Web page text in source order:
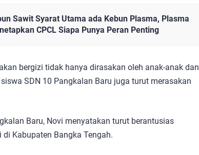
Sawit Syarat Utama ada Kebun Plasma, Plasma
CPCL Siapa Punya Peran Penting
bergizi tidak hanya dirasakan oleh anak-anak dan
SDN 10 Pangkalan Baru juga turut merasakan
Baru, Novi menyatakan turut berantusias
Kabupaten Bangka Tengah.